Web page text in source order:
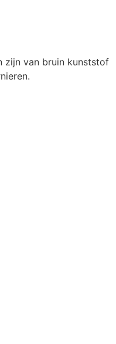
zijn van bruin kunststof